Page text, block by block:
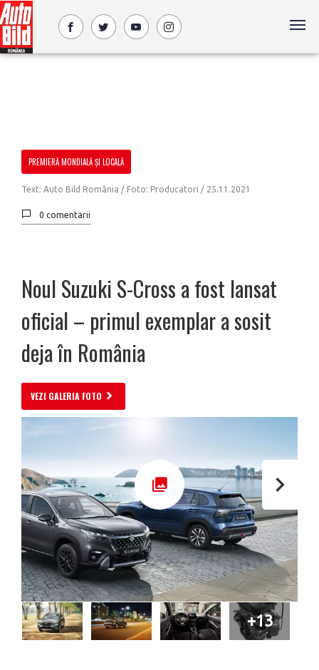
PREMIERĂ MONDIALĂ ȘI LOCALĂ
Text: Auto Bild România / Foto: Producatori / 25.11.2021
0 comentarii
Noul Suzuki S-Cross a fost lansat
oficial – primul exemplar a sosit
deja în România
VEZI GALERIA FOTO
+13